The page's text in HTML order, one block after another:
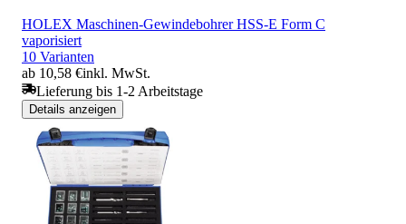
HOLEX Maschinen-Gewindebohrer HSS-E Form C
vaporisiert
10 Varianten
ab 10,58 €inkl. MwSt.
Lieferung bis 1-2 Arbeitstage
Details anzeigen